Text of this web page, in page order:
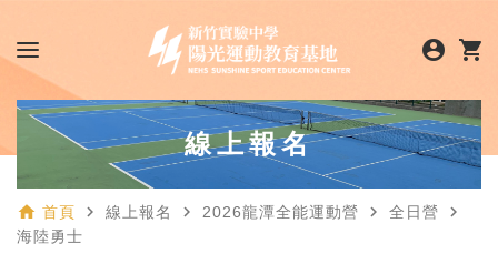
account_circle shopping_cart
線上報名
home 首頁 navigate_next 線上報名 navigate_next 2026龍潭全能運動營 navigate_next 全日營 navigate_next
海陸勇士